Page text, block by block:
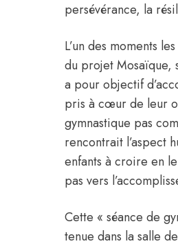
persévérance, la
L’un des moments
du projet Mosaïque,
a pour objectif
pris à cœur de leur
gymnastique pas
rencontrait l’aspect
enfants à croire en
pas vers
Cette « séance de
tenue dans la salle